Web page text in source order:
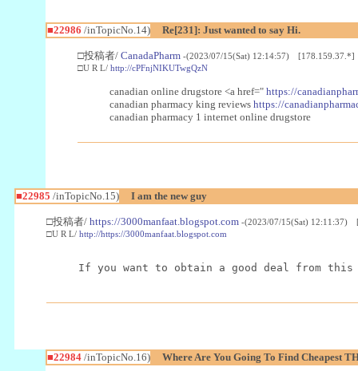
■22986 /inTopicNo.14) Re[231]: Just wanted to say Hi.
□投稿者/ CanadaPharm -(2023/07/15(Sat) 12:14:57) [178.159.37.*]
□U R L/ http://cPFnjNIKUTwgQzN
canadian online drugstore <a href=" https://
canadian pharmacy king reviews https://
canadian pharmacy 1 internet online drugstore
■22985 /inTopicNo.15) I am the new guy
□投稿者/ https://3000manfaat.blogspot.com -(2023/07/15(Sat) 12:11:37)
□U R L/ http://https://3000manfaat.blogspot.com
If you want to obtain a good deal from this
■22984/inTopicNo.16) Where Are You Going To Find Cheapest